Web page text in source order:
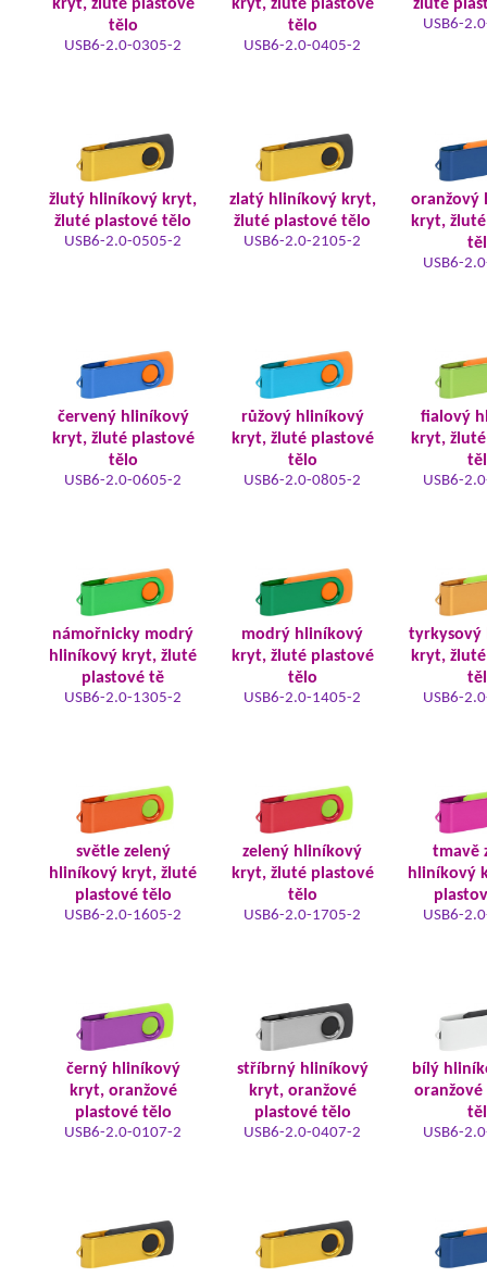
kryt, žluté plastové
tělo
USB6-2.0-0305-2
kryt, žluté plastové
tělo
USB6-2.0-0405-2
žluté
USB6-
žlutý hliníkový kryt,
žluté plastové tělo
USB6-2.0-0505-2
zlatý hliníkový kryt,
žluté plastové tělo
USB6-2.0-2105-2
oranžový
kryt,
USB6-
červený hliníkový
kryt, žluté plastové
tělo
USB6-2.0-0605-2
růžový hliníkový
kryt, žluté plastové
tělo
USB6-2.0-0805-2
fialový
kryt,
USB6-
námořnicky modrý
hliníkový kryt, žluté
plastové tě
USB6-2.0-1305-2
modrý hliníkový
kryt, žluté plastové
tělo
USB6-2.0-1405-2
tyrkysový
kryt,
USB6-
světle zelený
hliníkový kryt, žluté
plastové tělo
USB6-2.0-1605-2
zelený hliníkový
kryt, žluté plastové
tělo
USB6-2.0-1705-2
tmavě
hliníkový
USB6-
černý hliníkový
kryt, oranžové
plastové tělo
USB6-2.0-0107-2
stříbrný hliníkový
kryt, oranžové
plastové tělo
USB6-2.0-0407-2
bílý
oranžové
USB6-